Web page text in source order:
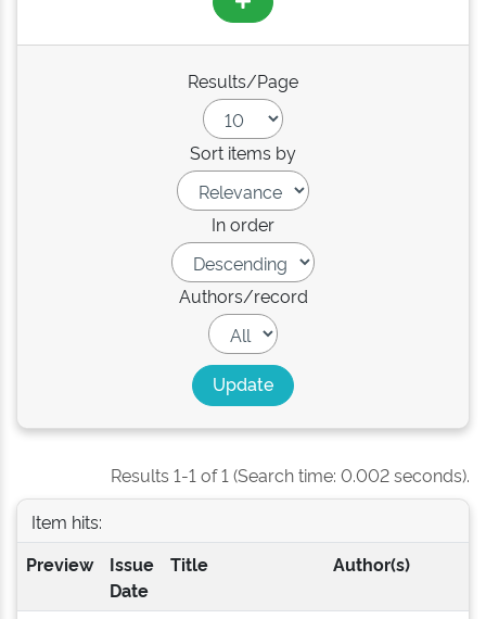
Results/Page
Sort items by
In order
Authors/record
Results 1-1 of 1 (Search time: 0.002 seconds).
Item hits:
Preview
Issue
Date
Title Author(s)